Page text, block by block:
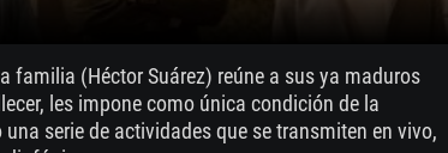
familia (Héctor Suárez) reúne a sus ya maduros
les impone como única condición de la
serie de actividades que se transmiten en vivo,